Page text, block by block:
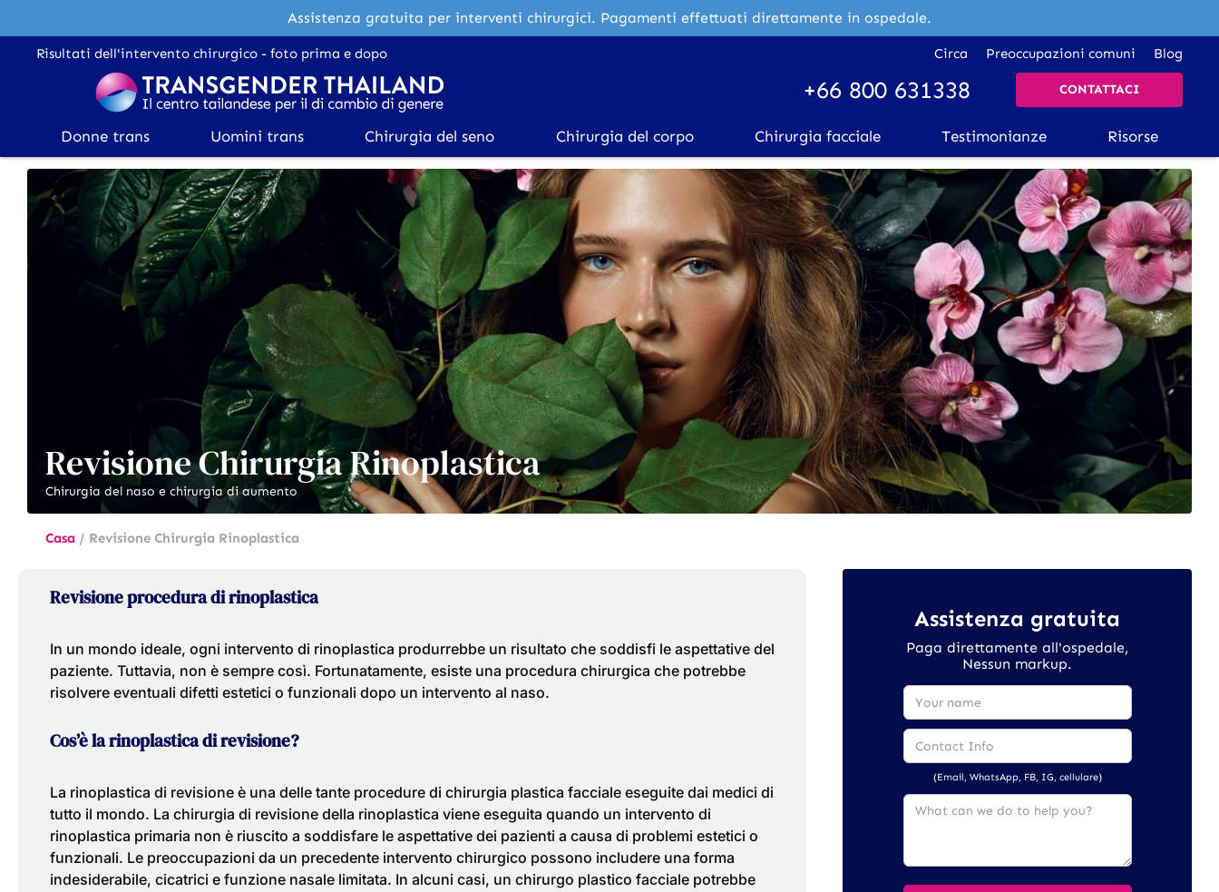
Assistenza gratuita per interventi chirurgici. Pagamenti effettuati direttamente in ospedale.
Risultati dell'intervento chirurgico - foto prima e dopo Circa Preoccupazioni comuni Blog
+66 800 631338 CONTATTACI
Donne trans Uomini trans Chirurgia del seno Chirurgia del corpo Chirurgia facciale Testimonianze Risorse
Revisione Chirurgia Rinoplastica
Chirurgia del naso e chirurgia di aumento
Casa / Revisione Chirurgia Rinoplastica
Revisione procedura di rinoplastica
In un mondo ideale, ogni intervento di rinoplastica produrrebbe un risultato che soddisfi le aspettative del
paziente. Tuttavia, non è sempre così. Fortunatamente, esiste una procedura chirurgica che potrebbe
risolvere eventuali difetti estetici o funzionali dopo un intervento al naso.
Cos’è la rinoplastica di revisione?
La rinoplastica di revisione è una delle tante procedure di chirurgia plastica facciale eseguite dai medici di
tutto il mondo. La chirurgia di revisione della rinoplastica viene eseguita quando un intervento di
rinoplastica primaria non è riuscito a soddisfare le aspettative dei pazienti a causa di problemi estetici o
funzionali. Le preoccupazioni da un precedente intervento chirurgico possono includere una forma
indesiderabile, cicatrici e funzione nasale limitata. In alcuni casi, un chirurgo plastico facciale potrebbe
Assistenza gratuita
Paga direttamente all'ospedale,
Nessun markup.
(Email, WhatsApp, FB, IG, cellulare)